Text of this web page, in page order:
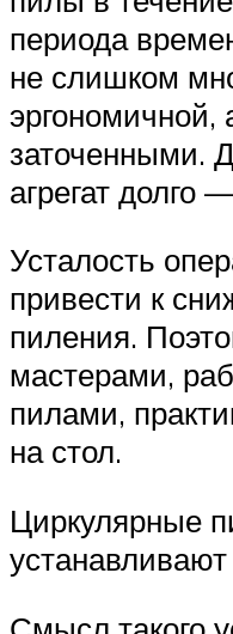
периода
не слишком
заточенными.
агрегат долго
Усталость
привести к
пиления.
мастерами,
пилами,
на стол.
Циркулярные